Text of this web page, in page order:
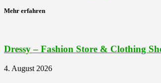
Mehr erfahren
Dressy – Fashion Store & Clothing
4. August 2026